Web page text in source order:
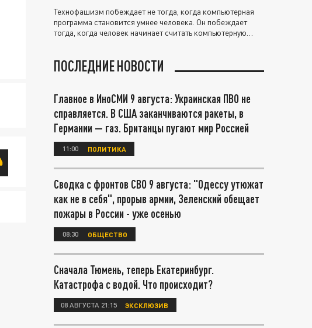
Технофашизм побеждает не тогда, когда компьютерная
программа становится умнее человека. Он побеждает
тогда, когда человек начинает считать компьютерную
ПОСЛЕДНИЕ НОВОСТИ
Главное в ИноСМИ 9 августа: Украинская ПВО не
справляется. В США заканчиваются ракеты, в
Германии — газ. Британцы пугают мир Россией
11:00 ПОЛИТИКА
Сводка с фронтов СВО 9 августа: "Одессу утюжат
как не в себя", прорыв армии, Зеленский обещает
пожары в России - уже осенью
08:30 ОБЩЕСТВО
Сначала Тюмень, теперь Екатеринбург.
Катастрофа с водой. Что происходит?
08 АВГУСТА 21:15 ЭКСКЛЮЗИВ